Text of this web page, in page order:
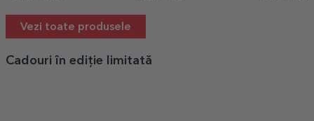
Vezi toate produsele
Cadouri în ediție limitată